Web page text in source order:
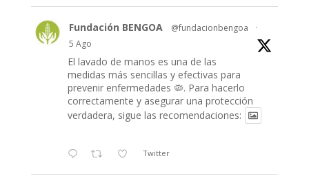
Fundación BENGOA @fundacionbengoa
·
5 Ago
El lavado de manos es una de las
medidas más sencillas y efectivas para
prevenir enfermedades 🦠. Para hacerlo
correctamente y asegurar una protección
verdadera, sigue las recomendaciones:
Twitter